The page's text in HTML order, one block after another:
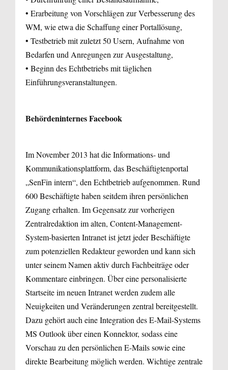
• Erarbeitung von Vorschlägen zur Verbesserung des
WM, wie etwa die Schaffung einer Portallösung,
• Testbetrieb mit zuletzt 50 Usern, Aufnahme von
Bedarfen und Anregungen zur Ausgestaltung,
• Beginn des Echtbetriebs mit täglichen
Einführungsveranstaltungen.
Behördeninternes Facebook
Im November 2013 hat die Informations- und
Kommunikationsplattform, das Beschäftigtenportal
„SenFin intern“, den Echtbetrieb aufgenommen. Rund
600 Beschäftigte haben seitdem ihren persönlichen
Zugang erhalten. Im Gegensatz zur vorherigen
Zentralredaktion im alten, Content-Management-
System-basierten Intranet ist jetzt jeder Beschäftigte
zum potenziellen Redakteur geworden und kann sich
unter seinem Namen aktiv durch Fachbeiträge oder
Kommentare einbringen. Über eine personalisierte
Startseite im neuen Intranet werden zudem alle
Neuigkeiten und Veränderungen zentral bereitgestellt.
Dazu gehört auch eine Integration des E-Mail-Systems
MS Outlook über einen Konnektor, sodass eine
Vorschau zu den persönlichen E-Mails sowie eine
direkte Bearbeitung möglich werden. Wichtige zentrale